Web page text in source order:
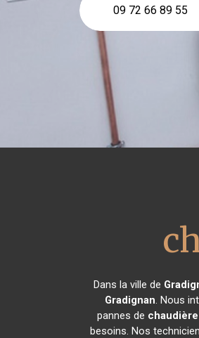
09 72 66 89 55
Dans la ville de
Gradignan. Nous
pannes de
besoins. Nos